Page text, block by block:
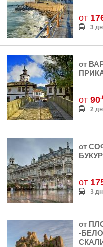
от
3
от
от 90
2
от
от
3
от
-